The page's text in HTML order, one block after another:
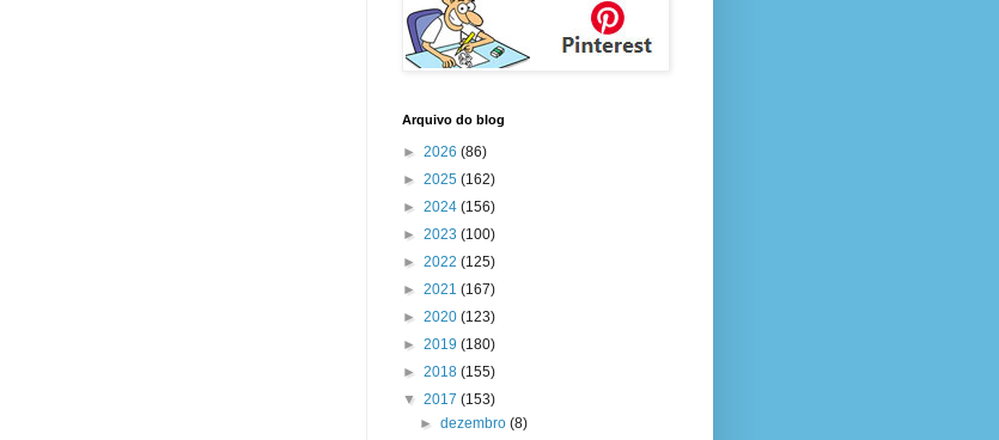
Arquivo do blog
► 2026 (86)
► 2025 (162)
► 2024 (156)
► 2023 (100)
► 2022 (125)
► 2021 (167)
► 2020 (123)
► 2019 (180)
► 2018 (155)
▼ 2017 (153)
► dezembro (8)